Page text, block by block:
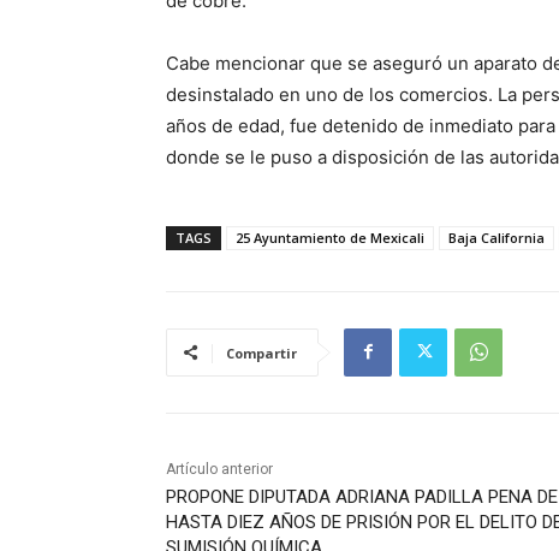
Cabe mencionar que se aseguró un aparato
desinstalado en uno de los comercios. La
años de edad, fue detenido de inmediato
donde se le puso a disposición de las
TAGS 25 Ayuntamiento de Mexicali Baja California
Compartir
Artículo anterior
PROPONE DIPUTADA ADRIANA PADILLA PENA DE
HASTA DIEZ AÑOS DE PRISIÓN POR EL DELITO